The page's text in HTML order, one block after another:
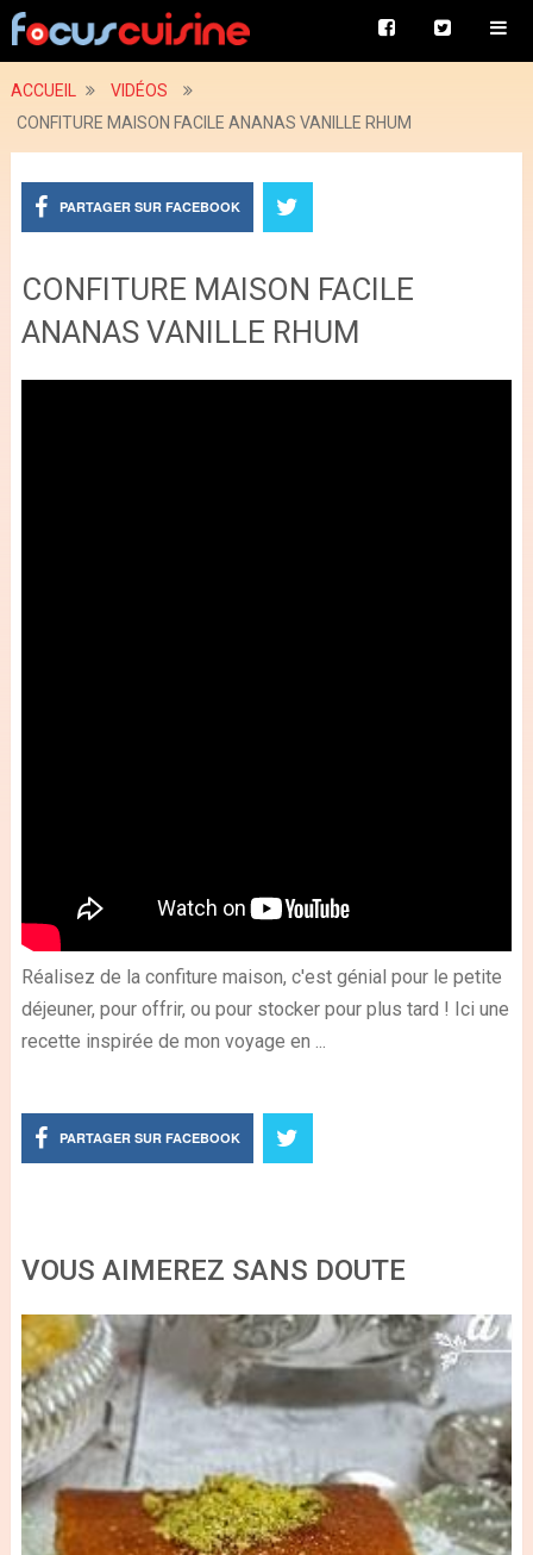
ACCUEIL
VIDÉOS
CONFITURE MAISON FACILE ANANAS VANILLE RHUM
PARTAGER SUR FACEBOOK
CONFITURE MAISON FACILE
ANANAS VANILLE RHUM
Réalisez de la confiture maison, c'est génial pour le petite
déjeuner, pour offrir, ou pour stocker pour plus tard ! Ici une
recette inspirée de mon voyage en ...
PARTAGER SUR FACEBOOK
VOUS AIMEREZ SANS DOUTE